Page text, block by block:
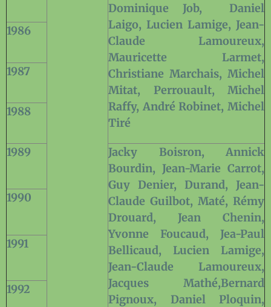
Dominique Job,
Daniel
Laigo, Lucien Lamige, Jean-
Claude Lamoureux,
Mauricette Larmet,
Christiane Marchais, Michel
Mitat, Perrouault, Michel
Raffy, André Robinet, Michel
Tiré
1986
1987
1988
1989
Jacky Boisron, Annick
Bourdin, Jean-Marie Carrot,
Guy Denier, Durand, Jean-
Claude Guilbot, Maté, Rémy
Drouard, Jean Chenin,
Yvonne Foucaud, Jea-Paul
Bellicaud, Lucien Lamige,
Jean-Claude Lamoureux,
Jacques Mathé,Bernard
Pignoux, Daniel Ploquin,
1990
1991
1992